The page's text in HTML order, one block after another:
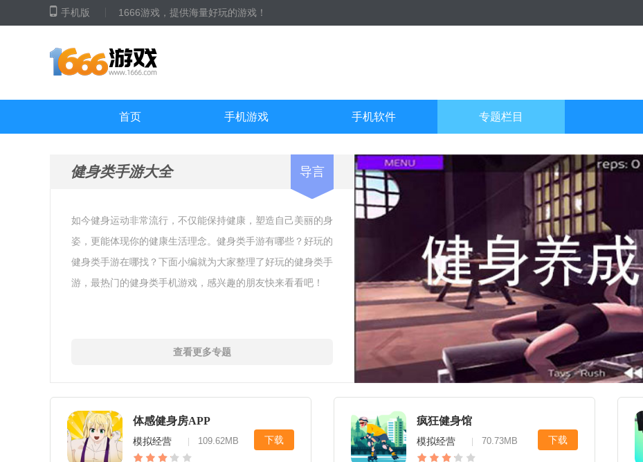
手机版 1666游戏，提供海量好玩的游戏！
首页 手机游戏 手机软件 专题栏目
健身类手游大全 导言
如今健身运动非常流行，不仅能保持健康，塑造自己美丽的身
姿，更能体现你的健康生活理念。健身类手游有哪些？好玩的
健身类手游在哪找？下面小编就为大家整理了好玩的健身类手
游，最热门的健身类手机游戏，感兴趣的朋友快来看看吧！
查看更多专题
体感健身房APP
模拟经营 109.62MB 下载
疯狂健身馆
模拟经营 70.73MB 下载